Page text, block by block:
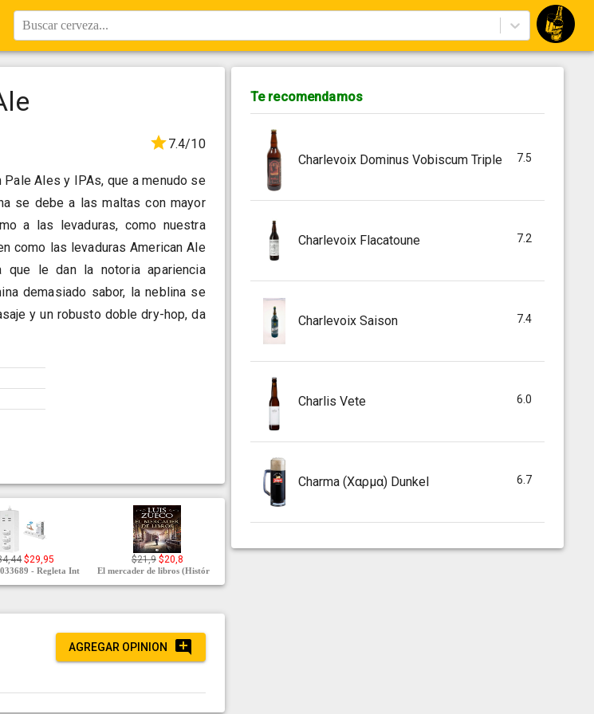
Buscar cerveza...
7.4/10
Ales y IPAs, que a menudo se
se debe a las maltas con mayor
a las levaduras, como nuestra
como las levaduras American Ale
que le dan la notoria apariencia
demasiado sabor, la neblina se
y un robusto doble dry-hop, da
$29,95
- Regleta Int
$21,9 $20,8
El mercader de libros (Histór
AGREGAR OPINION
Te recomendamos
Charlevoix Dominus Vobiscum Triple 7.5
Charlevoix Flacatoune 7.2
Charlevoix Saison 7.4
Charlis Vete 6.0
Charma (Χαρμα) Dunkel 6.7